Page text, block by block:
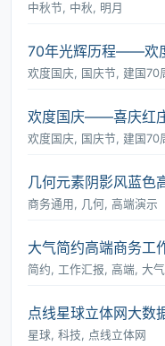
中秋节, 中秋, 明月
70年光辉历程――欢
欢度国庆, 国庆节, 建国70
欢度国庆――喜庆红
欢度国庆, 国庆节, 建国70
几何元素阴影风蓝色
商务通用, 几何, 高端演示
大气简约高端商务工
简约, 工作汇报, 高端, 大
点线星球立体网大数
星球, 科技, 点线立体网